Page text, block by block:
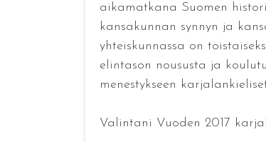
aikamatkana Suomen
kansakunnan synnyn ja
yhteiskunnassa on
elintason noususta ja
menestykseen
Valintani Vuoden 2017